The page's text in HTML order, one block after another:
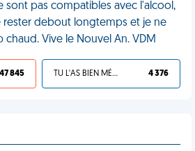
sont pas compatibles avec l'alcool,
rester debout longtemps et je ne
Vive le Nouvel An. VDM
47 845 TU L'AS BIEN MÉRITÉ 4 376